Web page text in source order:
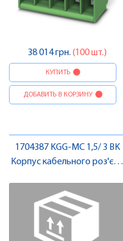
38 014 грн. (100 шт.)
КУПИТЬ
ДОБАВИТЬ В КОРЗИНУ
1704387 KGG-MC 1,5/ 3 BK
Корпус кабельного роз'єму